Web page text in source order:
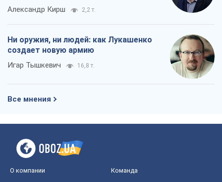
Александр Кирш 2,2 т.
Ни оружия, ни людей: как Лукашенко
создает новую армию
Игар Тышкевич 16,8 т.
Все мнения
О компании Команда